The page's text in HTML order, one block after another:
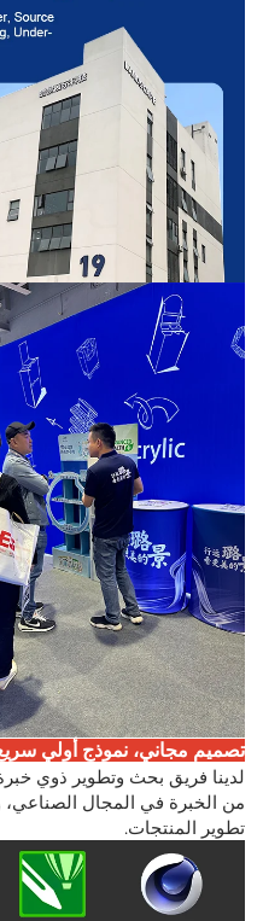
تصميم مجاني، نموذج أولي سريع
لدينا فريق بحث وتطوير ذوي
من الخبرة في المجال الصناعي،
تطوير المنتجات.